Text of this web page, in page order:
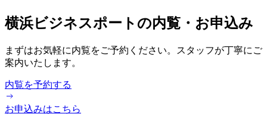
横浜ビジネスポートの内覧・お申込み
まずはお気軽に内覧をご予約ください。スタッフが丁寧にご
案内いたします。
内覧を予約する
お申込みはこちら